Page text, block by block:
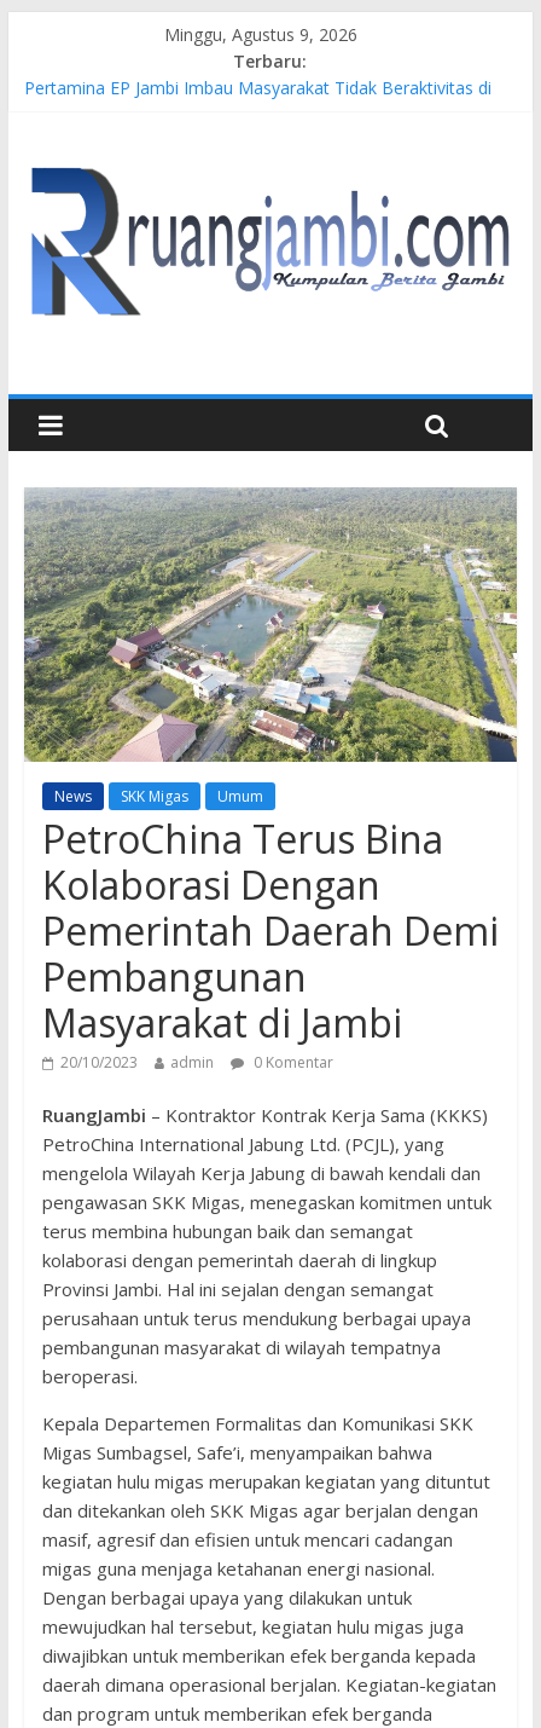
Minggu, Agustus 9, 2026
Terbaru:
Pertamina EP Jambi Imbau Masyarakat Tidak Beraktivitas di
Didampingi Pengacara Chris Januardi
Hj. Hesti Haris Dorong Lahirnya Wirausaha Muda Melalui
Pelatihan Batik Kontemporer PKW
Siap Dukung Kegiatan Hulu Migas, Kapolda Jambi Kunjungi
FSO 115
Gubernur Al Haris Buka Turnamen Tenis Antar Alumni
News SKK Migas Umum
PetroChina Terus Bina
Kolaborasi Dengan
Pemerintah Daerah Demi
Pembangunan
Masyarakat di Jambi
20/10/2023 admin 0 Komentar
RuangJambi – Kontraktor Kontrak Kerja Sama (KKKS)
PetroChina International Jabung Ltd. (PCJL), yang
mengelola Wilayah Kerja Jabung di bawah kendali dan
pengawasan SKK Migas, menegaskan komitmen untuk
terus membina hubungan baik dan semangat
kolaborasi dengan pemerintah daerah di lingkup
Provinsi Jambi. Hal ini sejalan dengan semangat
perusahaan untuk terus mendukung berbagai upaya
pembangunan masyarakat di wilayah tempatnya
beroperasi.
Kepala Departemen Formalitas dan Komunikasi SKK
Migas Sumbagsel, Safe’i, menyampaikan bahwa
kegiatan hulu migas merupakan kegiatan yang dituntut
dan ditekankan oleh SKK Migas agar berjalan dengan
masif, agresif dan efisien untuk mencari cadangan
migas guna menjaga ketahanan energi nasional.
Dengan berbagai upaya yang dilakukan untuk
mewujudkan hal tersebut, kegiatan hulu migas juga
diwajibkan untuk memberikan efek berganda kepada
daerah dimana operasional berjalan. Kegiatan-kegiatan
dan program untuk memberikan efek berganda